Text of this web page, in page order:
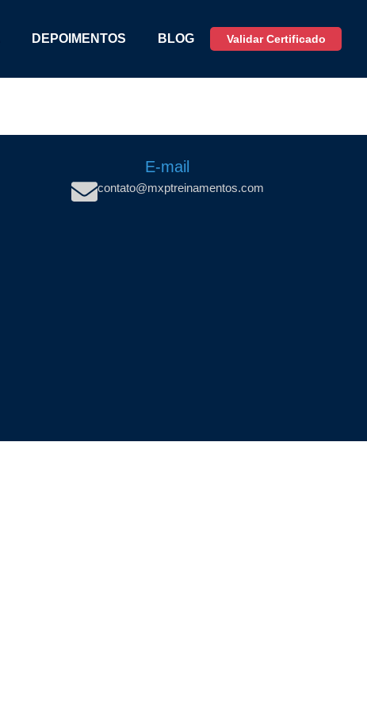
DEPOIMENTOS BLOG Validar Certificado
E-mail
contato@mxptreinamentos.com